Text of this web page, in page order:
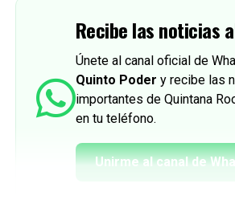
Recibe las noticias
Únete al canal oficial de
Quinto Poder y recibe las
importantes de Quintana
en tu teléfono.
Unirme al canal de